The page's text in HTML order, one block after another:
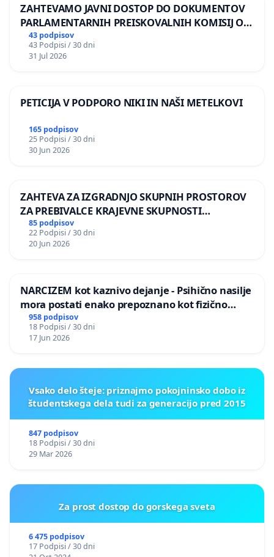
ZAHTEVAMO JAVNI DOSTOP DO DOKUMENTOV
PARLAMENTARNIH PREISKOVALNIH KOMISIJ O
ILEGALNI TRGOVINI Z OROŽJEM
43 podpisov
43 Podpisi / 30 dni
31 Jul 2026
PETICIJA V PODPORO NIKI IN NAŠI METELKOVI
165 podpisov
25 Podpisi / 30 dni
30 Jun 2026
ZAHTEVA ZA IZGRADNJO SKUPNIH PROSTOROV
ZA PREBIVALCE KRAJEVNE SKUPNOSTI
PRESTRANEK
85 podpisov
22 Podpisi / 30 dni
20 Jun 2026
NARCIZEM kot kaznivo dejanje - Psihično nasilje
mora postati enako prepoznano kot fizično
nasilje
958 podpisov
18 Podpisi / 30 dni
17 Jun 2026
Vsako delo šteje: priznajmo pokojninsko dobo iz
študentskega dela tudi za generacijo pred 2015
847 podpisov
18 Podpisi / 30 dni
29 Mar 2026
Za prost dostop do gorskega sveta
6 475 podpisov
17 Podpisi / 30 dni